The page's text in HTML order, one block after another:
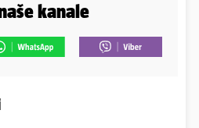
kanale